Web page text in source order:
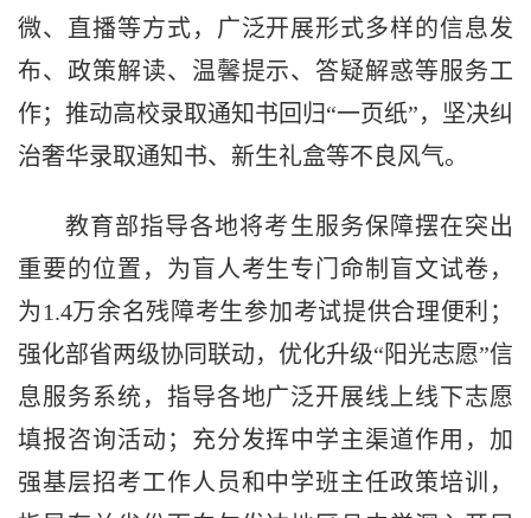
微、直播等方式，广泛开展形式多样的信息发
布、政策解读、温馨提示、答疑解惑等服务工
作；推动高校录取通知书回归“一页纸”，坚决纠
治奢华录取通知书、新生礼盒等不良风气。
教育部指导各地将考生服务保障摆在突出
重要的位置，为盲人考生专门命制盲文试卷，
为1.4万余名残障考生参加考试提供合理便利；
强化部省两级协同联动，优化升级“阳光志愿”信
息服务系统，指导各地广泛开展线上线下志愿
填报咨询活动；充分发挥中学主渠道作用，加
强基层招考工作人员和中学班主任政策培训，